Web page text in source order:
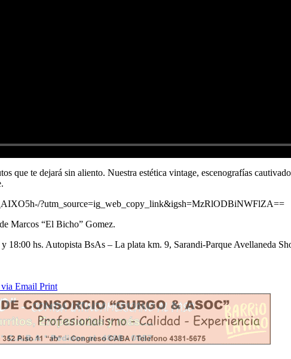
que te dejará sin aliento. Nuestra estética vintage, escenografías
?utm_source=ig_web_copy_link&igsh=MzRlODBiNWFlZA==
Marcos “El Bicho” Gomez.
18:00 hs. Autopista BsAs – La plata km. 9, Sarandi-Parque Avellaneda
via Email Print